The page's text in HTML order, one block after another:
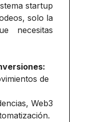
startup
solo la
necesitas
de
Web3